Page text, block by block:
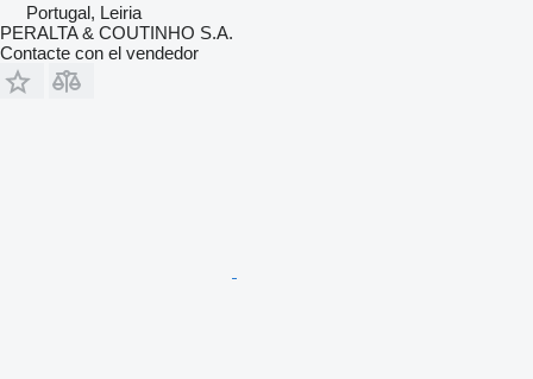
Portugal, Leiria
PERALTA & COUTINHO S.A.
Contacte con el vendedor